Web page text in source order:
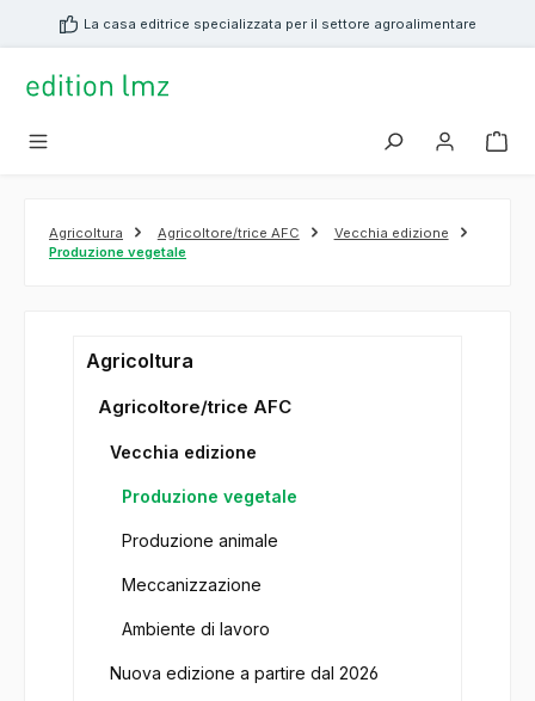
principaleLa casa editrice specializzata per il settore agroalimentare
Agricoltura Agricoltore/trice AFC
Vecchia edizione
Produzione vegetale
Agricoltura
Agricoltore/trice AFC
Vecchia edizione
Produzione vegetale
Produzione animale
Meccanizzazione
Ambiente di lavoro
Nuova edizione a partire dal 2026